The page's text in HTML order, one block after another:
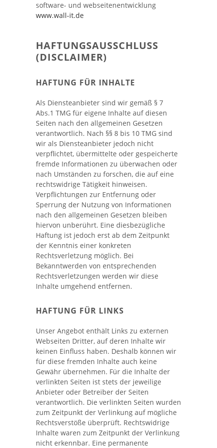
software- und webseitenentwicklung
www.wall-it.de
HAFTUNGSAUSSCHLUSS
(DISCLAIMER)
HAFTUNG FÜR INHALTE
Als Diensteanbieter sind wir gemäß § 7
Abs.1 TMG für eigene Inhalte auf diesen
Seiten nach den allgemeinen Gesetzen
verantwortlich. Nach §§ 8 bis 10 TMG sind
wir als Diensteanbieter jedoch nicht
verpflichtet, übermittelte oder gespeicherte
fremde Informationen zu überwachen oder
nach Umständen zu forschen, die auf eine
rechtswidrige Tätigkeit hinweisen.
Verpflichtungen zur Entfernung oder
Sperrung der Nutzung von Informationen
nach den allgemeinen Gesetzen bleiben
hiervon unberührt. Eine diesbezügliche
Haftung ist jedoch erst ab dem Zeitpunkt
der Kenntnis einer konkreten
Rechtsverletzung möglich. Bei
Bekanntwerden von entsprechenden
Rechtsverletzungen werden wir diese
Inhalte umgehend entfernen.
HAFTUNG FÜR LINKS
Unser Angebot enthält Links zu externen
Webseiten Dritter, auf deren Inhalte wir
keinen Einfluss haben. Deshalb können wir
für diese fremden Inhalte auch keine
Gewähr übernehmen. Für die Inhalte der
verlinkten Seiten ist stets der jeweilige
Anbieter oder Betreiber der Seiten
verantwortlich. Die verlinkten Seiten wurden
zum Zeitpunkt der Verlinkung auf mögliche
Rechtsverstöße überprüft. Rechtswidrige
Inhalte waren zum Zeitpunkt der Verlinkung
nicht erkennbar. Eine permanente